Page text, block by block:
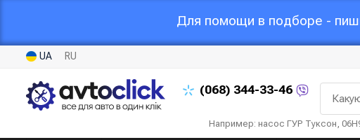
Для помощи в подборе -
UA RU
(068) 344-33-46
Например: насос ГУР Туксон,